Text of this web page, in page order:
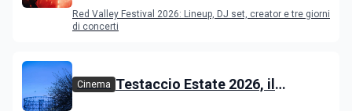
Red Valley Festival 2026: Lineup, DJ set, creator e tre giorni
di concerti
Cinema Testaccio Estate 2026, il